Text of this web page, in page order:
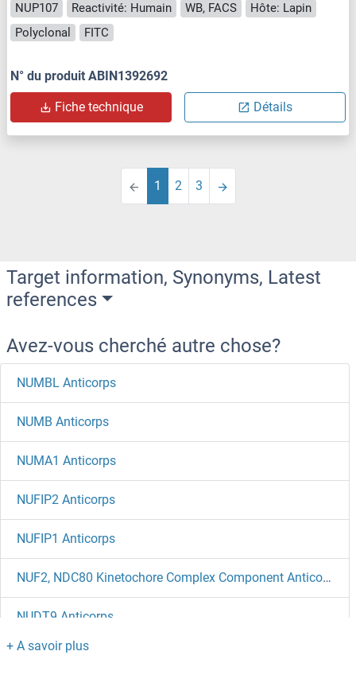
NUP107 Reactivité: Humain WB, FACS
Hôte: Lapin
Polyclonal
FITC
N° du produit ABIN1392692
Fiche technique Détails
1 2 3
Target information, Synonyms, Latest
references
Avez-vous cherché autre chose?
NUMBL Anticorps
NUMB Anticorps
NUMA1 Anticorps
NUFIP2 Anticorps
NUFIP1 Anticorps
NUF2, NDC80 Kinetochore Complex Component Anticorps
NUDT9 Anticorps
NUDT8 Anticorps